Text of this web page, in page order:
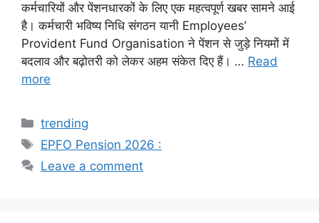
कर्मचारियों और पेंशनधारकों के लिए एक महत्वपूर्ण खबर सामने आई
है। कर्मचारी भविष्य निधि संगठन यानी Employees’
Provident Fund Organisation ने पेंशन से जुड़े नियमों में
बदलाव और बढ़ोतरी को लेकर अहम संकेत दिए हैं। … Read
more
Categories
trending
Tags
EPFO Pension 2026 :
Leave a comment